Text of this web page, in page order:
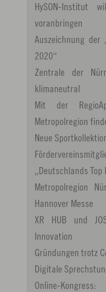
HySON-Institut
voranbringen
Auszeichnung der
2020“
Zentrale der
klimaneutral
Mit der
Metropolregion
Neue
„Deutschlands
Metropolregion
Hannover Messe
XR HUB und
Innovation
Gründungen trotz
Digitale
Online-